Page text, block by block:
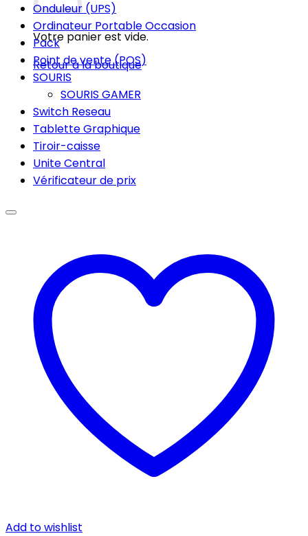
Votre panier est vide.
Retour à la boutique
Onduleur (UPS)
Ordinateur Portable Occasion
Pack
Point de vente (POS)
SOURIS
SOURIS GAMER
Switch Reseau
Tablette Graphique
Tiroir-caisse
Unite Central
Vérificateur de prix
Add to wishlist